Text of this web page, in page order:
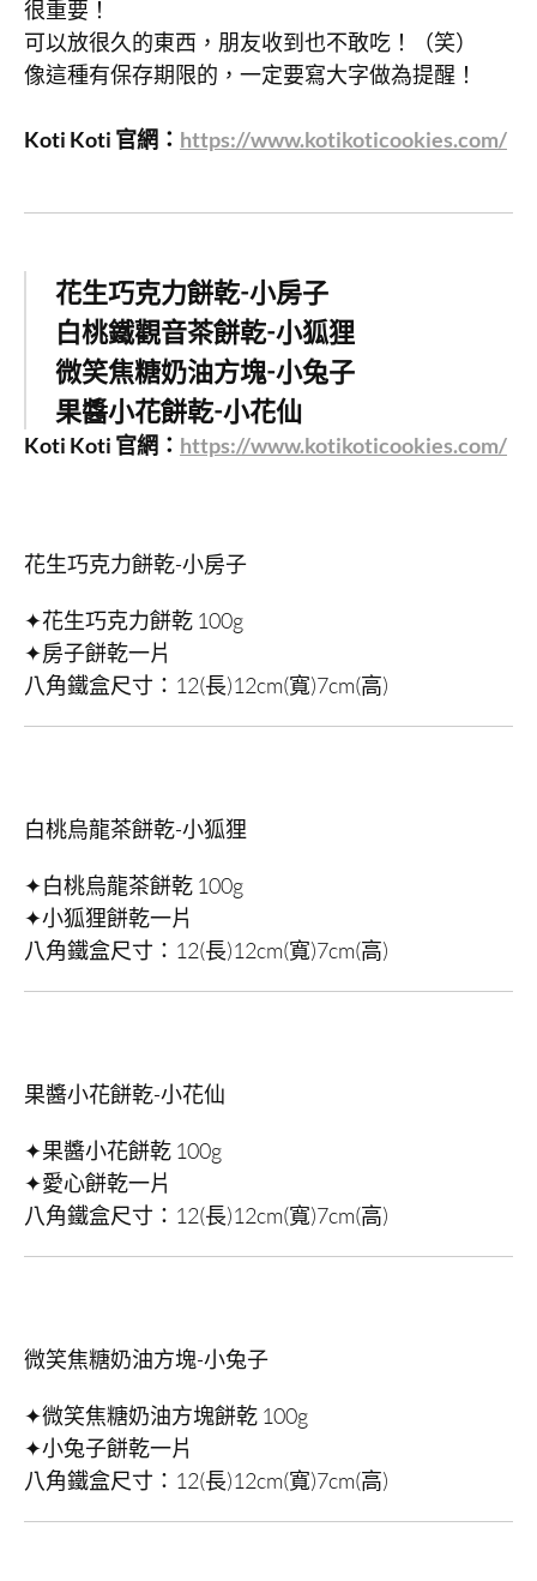
很重要！
可以放很久的東西，朋友收到也不敢吃！（笑）
像這種有保存期限的，一定要寫大字做為提醒！
Koti Koti 官網： https://www.kotikoticookies.com/
花生巧克力餅乾-小房子
白桃鐵觀音茶餅乾-小狐狸
微笑焦糖奶油方塊-小兔子
果醬小花餅乾-小花仙
Koti Koti 官網： https://www.kotikoticookies.com/
花生巧克力餅乾-小房子
✦花生巧克力餅乾 100g
✦房子餅乾一片
八角鐵盒尺寸：12(長)12cm(寬)7cm(高)
白桃烏龍茶餅乾-小狐狸
✦白桃烏龍茶餅乾 100g
✦小狐狸餅乾一片
八角鐵盒尺寸：12(長)12cm(寬)7cm(高)
果醬小花餅乾-小花仙
✦果醬小花餅乾 100g
✦愛心餅乾一片
八角鐵盒尺寸：12(長)12cm(寬)7cm(高)
微笑焦糖奶油方塊-小兔子
✦微笑焦糖奶油方塊餅乾 100g
✦小兔子餅乾一片
八角鐵盒尺寸：12(長)12cm(寬)7cm(高)